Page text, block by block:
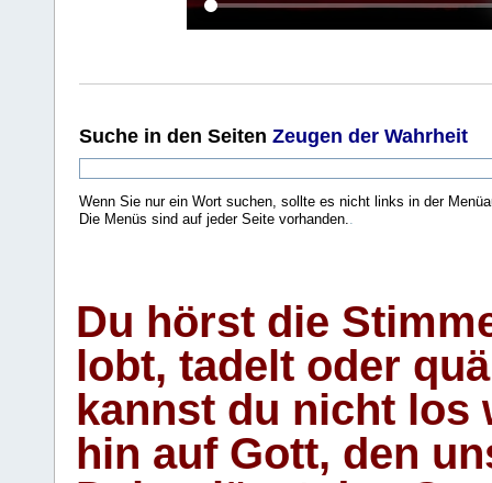
Suche in den Seiten Zeugen der Wahrheit
Wenn Sie nur ein Wort suchen, sollte es nicht links in der
Die Menüs sind auf jeder Seite vorhanden..
Du hörst die
lobt, tadelt oder
kannst du nicht los
hin auf Gott, den